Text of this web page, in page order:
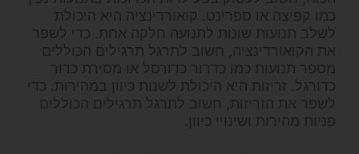
כמו קפיצה או ספרינט. קואורדינציה היא היכולת
לשלב תנועות שונות לתנועה חלקה אחת. כדי לשפר
את הקואורדינציה, חשוב לתרגל תרגילים הכוללים
מספר תנועות כמו כדרור כדורסל או מסירת כדור
כדורגל. זריזות היא היכולת לשנות כיוון במהירות. כדי
לשפר את הזריזות, חשוב לתרגל תרגילים הכוללים
פניות מהירות ושינויי כיוון.